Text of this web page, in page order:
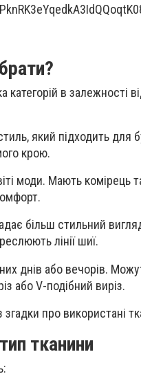
категорій в залежності
який підходить для
крою.
моди. Мають комірець
більш стильний
лінії шиї.
днів або вечорів.
або V-подібний виріз.
про використані
тканини